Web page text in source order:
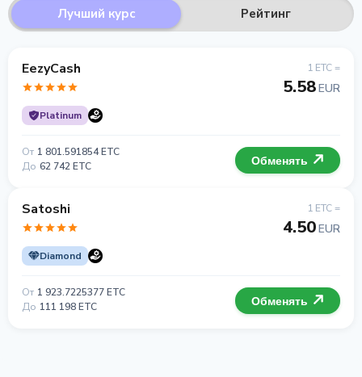
Лучший курс Рейтинг
EezyCash
Platinum
1 ETC =
5.58EUR
От 1 801.591854 ETC
До 62 742 ETC Обменять
Satoshi
Diamond
1 ETC =
4.50EUR
От 1 923.7225377 ETC
До 111 198 ETC Обменять